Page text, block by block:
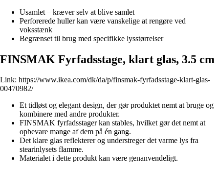
Usamlet – kræver selv at blive samlet
Perforerede huller kan være vanskelige at rengøre ved
voksstænk
Begrænset til brug med specifikke lysstørrelser
FINSMAK Fyrfadsstage, klart glas, 3.5 cm
Link: https://www.ikea.com/dk/da/p/finsmak-fyrfadsstage-klart-glas-
00470982/
Et tidløst og elegant design, der gør produktet nemt at bruge og
kombinere med andre produkter.
FINSMAK fyrfadsstager kan stables, hvilket gør det nemt at
opbevare mange af dem på én gang.
Det klare glas reflekterer og understreger det varme lys fra
stearinlysets flamme.
Materialet i dette produkt kan være genanvendeligt.